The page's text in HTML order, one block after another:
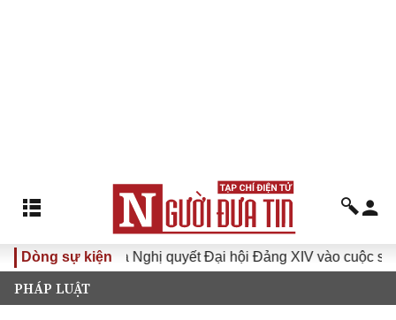
Dòng sự kiện
XVI Đưa Nghị quyết Đại hội Đảng XIV vào cuộc sống
PHÁP LUẬT